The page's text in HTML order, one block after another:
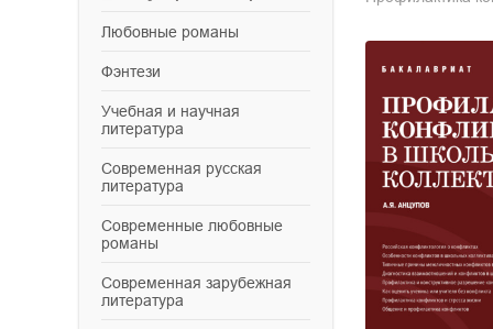
любовные романы
фэнтези
учебная и научная
литература
современная русская
литература
современные любовные
романы
современная зарубежная
литература